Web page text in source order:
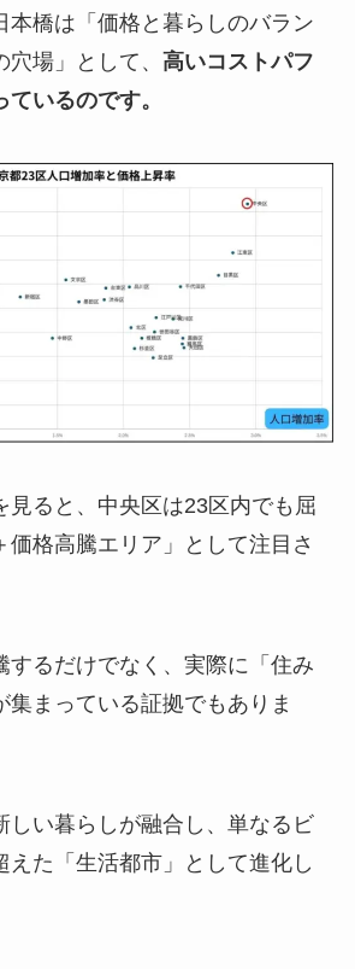
本橋は「価格と暮らしのバラン
場」として、 高いコストパフ
いるのです。
見ると、中央区は23区内でも屈
価格高騰エリア」として注目さ
するだけでなく、実際に「住み
集まっている証拠でもありま
しい暮らしが融合し、単なるビ
えた「生活都市」として進化し